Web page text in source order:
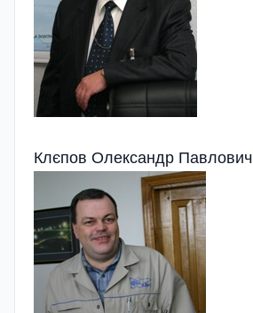
Клєпов Олександр Павлович